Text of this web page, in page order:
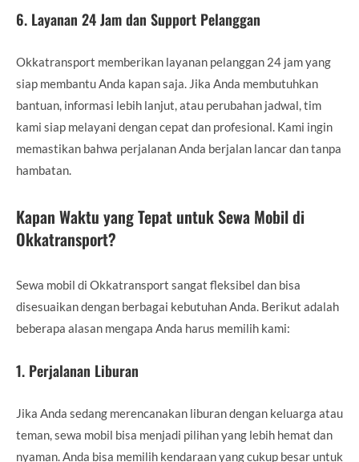
6. Layanan 24 Jam dan Support Pelanggan
Okkatransport memberikan layanan pelanggan 24 jam yang
siap membantu Anda kapan saja. Jika Anda membutuhkan
bantuan, informasi lebih lanjut, atau perubahan jadwal, tim
kami siap melayani dengan cepat dan profesional. Kami ingin
memastikan bahwa perjalanan Anda berjalan lancar dan tanpa
hambatan.
Kapan Waktu yang Tepat untuk Sewa Mobil di
Okkatransport?
Sewa mobil di Okkatransport sangat fleksibel dan bisa
disesuaikan dengan berbagai kebutuhan Anda. Berikut adalah
beberapa alasan mengapa Anda harus memilih kami:
1. Perjalanan Liburan
Jika Anda sedang merencanakan liburan dengan keluarga atau
teman, sewa mobil bisa menjadi pilihan yang lebih hemat dan
nyaman. Anda bisa memilih kendaraan yang cukup besar untuk